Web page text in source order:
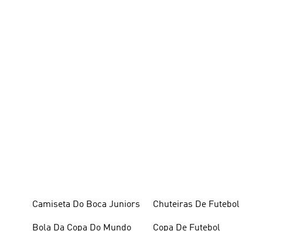
Camiseta Do Boca Juniors
Bola Da Copa Do Mundo
Chuteiras De Futebol
Copa De Futebol